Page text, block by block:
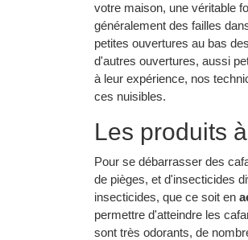
votre maison, une véritable
généralement des failles
petites ouvertures au bas
d'autres ouvertures, aussi
à leur expérience, nos
ces nuisibles.
Les produits
Pour se débarrasser des
de pièges, et d'insecticides
insecticides, que ce soit en
permettre d'atteindre les
sont très odorants, de